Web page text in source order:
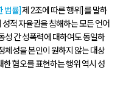
법률]제 2조에 따른 행위] 를 말하
적 자율권을 침해하는 모든 언어
성 간 성폭력에 대하여도 동일하
체성을 본인이 원하지 않는 대상
혐오를 표현하는 행위 역시 성